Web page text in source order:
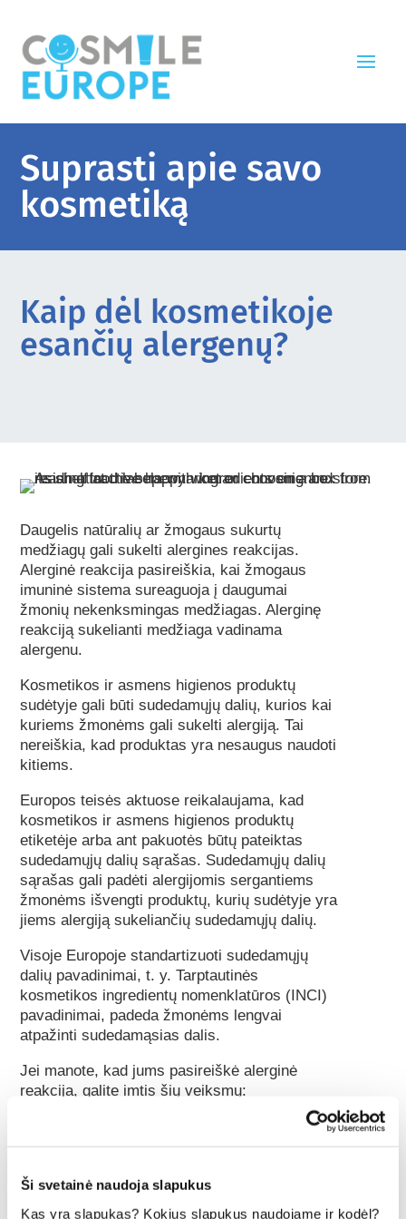
Ši svetainė naudoja slapukus
Kas yra slapukas? Kokius slapukus naudojame ir kodėl?
Suprasti apie savo
kosmetiką
Kaip dėl kosmetikoje
esančių alergenų?
Daugelis natūralių ar žmogaus sukurtų
medžiagų gali sukelti alergines reakcijas.
Alerginė reakcija pasireiškia, kai žmogaus
imuninė sistema sureaguoja į daugumai
žmonių nekenksmingas medžiagas. Alerginę
reakciją sukelianti medžiaga vadinama
alergenu.
Kosmetikos ir asmens higienos produktų
sudėtyje gali būti sudedamųjų dalių, kurios kai
kuriems žmonėms gali sukelti alergiją. Tai
nereiškia, kad produktas yra nesaugus naudoti
kitiems.
Europos teisės aktuose reikalaujama, kad
kosmetikos ir asmens higienos produktų
etiketėje arba ant pakuotės būtų pateiktas
sudedamųjų dalių sąrašas. Sudedamųjų dalių
sąrašas gali padėti alergijomis sergantiems
žmonėms išvengti produktų, kurių sudėtyje yra
jiems alergiją sukeliančių sudedamųjų dalių.
Visoje Europoje standartizuoti sudedamųjų
dalių pavadinimai, t. y. Tarptautinės
kosmetikos ingredientų nomenklatūros (INCI)
pavadinimai, padeda žmonėms lengvai
atpažinti sudedamąsias dalis.
Jei manote, kad jums pasireiškė alerginė
reakcija, galite imtis šių veiksmų:
Nedelsiant nuplaukite produktą ir nustokite jį
pasitarkite su gydytoju, koks produktas ar
medžiaga galėjo sukelti reakciją. Jei